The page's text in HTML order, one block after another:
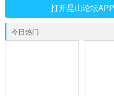
打开昆山论坛
今日热门